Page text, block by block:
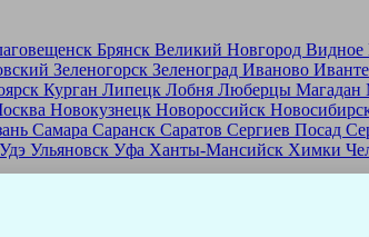
Брянск Великий Новгород Видное
Зеленогорск Зеленоград Иваново
Курган Липецк Лобня Люберцы Магадан
Новокузнецк Новороссийск
Самара Саранск Саратов Сергиев Посад
Ульяновск Уфа Ханты-Мансийск Химки